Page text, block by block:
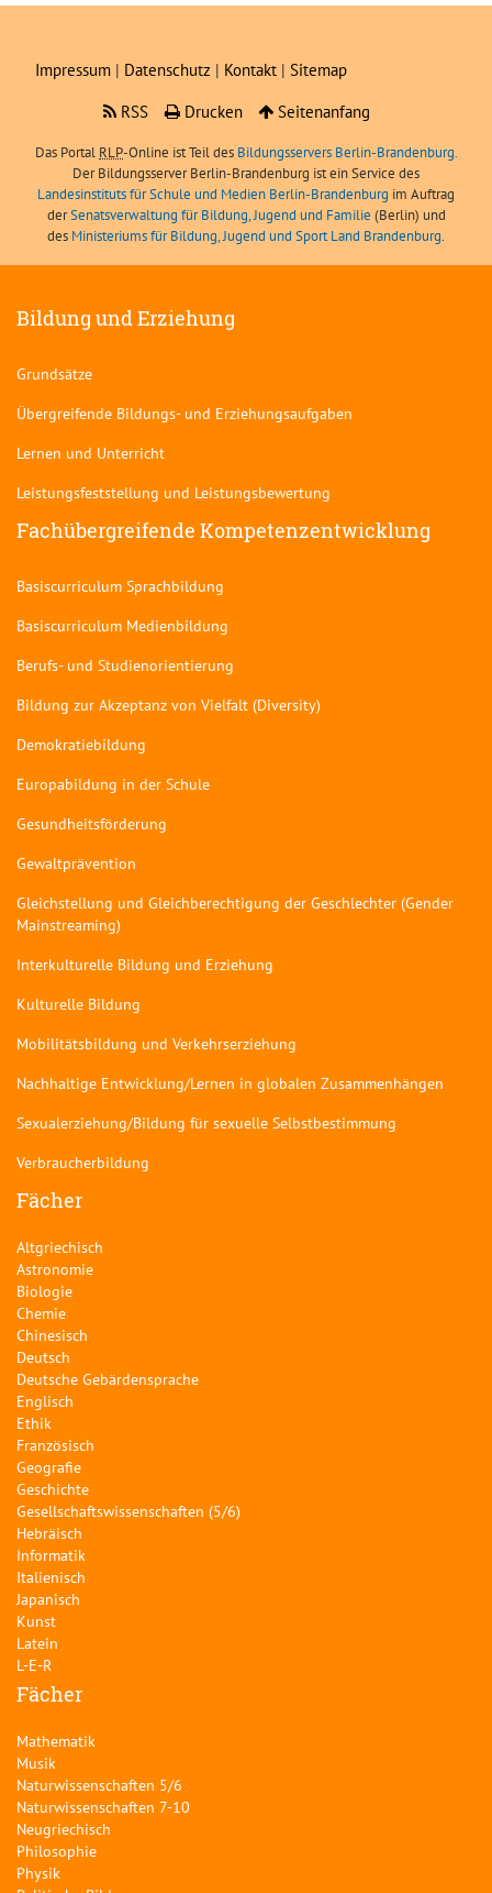
Impressum | Datenschutz | Kontakt | Sitemap
RSS
Drucken Seitenanfang
Das Portal RLP-Online ist Teil des Bildungsservers Berlin-Brandenburg.
Der Bildungsserver Berlin-Brandenburg ist ein Service des
Landesinstituts für Schule und Medien Berlin-Brandenburg im Auftrag
derSenatsverwaltung für Bildung, Jugend und Familie (Berlin) und
des Ministeriums für Bildung, Jugend und Sport Land Brandenburg.
Bildung und Erziehung
Grundsätze
Übergreifende Bildungs- und Erziehungsaufgaben
Lernen und Unterricht
Leistungsfeststellung und Leistungsbewertung
Fachübergreifende Kompetenzentwicklung
Basiscurriculum Sprachbildung
Basiscurriculum Medienbildung
Berufs- und Studienorientierung
Bildung zur Akzeptanz von Vielfalt (Diversity)
Demokratiebildung
Europabildung in der Schule
Gesundheitsförderung
Gewaltprävention
Gleichstellung und Gleichberechtigung der Geschlechter (Gender
Mainstreaming)
Interkulturelle Bildung und Erziehung
Kulturelle Bildung
Mobilitätsbildung und Verkehrserziehung
Nachhaltige Entwicklung/Lernen in globalen Zusammenhängen
Sexualerziehung/Bildung für sexuelle Selbstbestimmung
Verbraucherbildung
Fächer
Altgriechisch
Astronomie
Biologie
Chemie
Chinesisch
Deutsch
Deutsche Gebärdensprache
Englisch
Ethik
Französisch
Geografie
Geschichte
Gesellschaftswissenschaften (5/6)
Hebräisch
Informatik
Italienisch
Japanisch
Kunst
Latein
L-E-R
Fächer
Mathematik
Musik
Naturwissenschaften 5/6
Naturwissenschaften 7-10
Neugriechisch
Philosophie
Physik